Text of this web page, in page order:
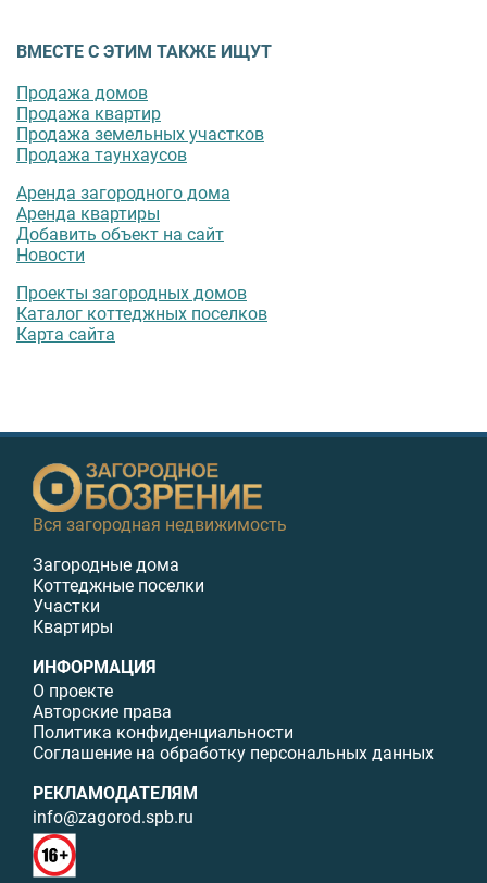
ВМЕСТЕ С ЭТИМ ТАКЖЕ ИЩУТ
Продажа домов
Продажа квартир
Продажа земельных участков
Продажа таунхаусов
Аренда загородного дома
Аренда квартиры
Добавить объект на сайт
Новости
Проекты загородных домов
Каталог коттеджных поселков
Карта сайта
Вся загородная недвижимость
Загородные дома
Коттеджные поселки
Участки
Квартиры
ИНФОРМАЦИЯ
О проекте
Авторские права
Политика конфиденциальности
Соглашение на обработку персональных данных
РЕКЛАМОДАТЕЛЯМ
info@zagorod.spb.ru